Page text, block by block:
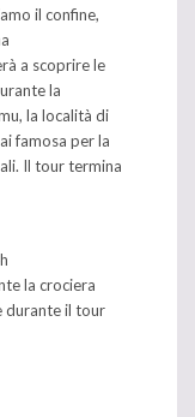
il confine,
a scoprire le
la
la località di
famosa per la
Il tour termina
la crociera
durante il tour